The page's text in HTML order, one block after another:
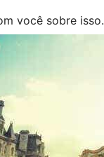
você sobre isso.